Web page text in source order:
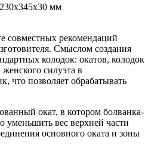
230х345х30 мм
совместных рекомендаций
Смыслом создания
колодок: окатов, колодок
силуэта в
что позволяет обрабатывать
окат, в котором болванка-
уменьшить вес верхней части
основного оката и зоны